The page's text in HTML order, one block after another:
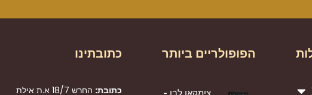
הפופולריים ביותר כתובתינו
כתובת: החרש 18/7 א.ת אילת